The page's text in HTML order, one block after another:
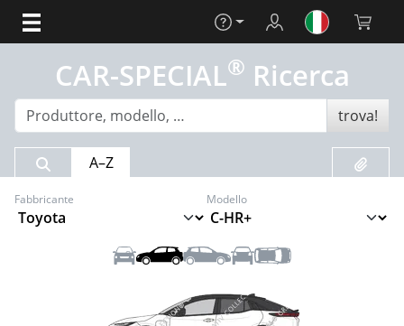
Aiuto Login Carrello
CAR-SPECIAL® Ricerca
trova!
Risultato della ricerca
A–Z
Fabbricante Modello
Anteriore
SinistraDestraPosteriore
Tetto